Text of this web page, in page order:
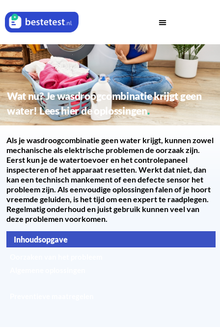
Wat nu? Je wasdroogcombinatie krijgt geen
water! Lees hier de oplossingen
Als je wasdroogcombinatie geen water krijgt, kunnen zowel
mechanische als elektrische problemen de oorzaak zijn.
Eerst kun je de watertoevoer en het controlepaneel
inspecteren of het apparaat resetten. Werkt dat niet, dan
kan een technisch mankement of een defecte sensor het
probleem zijn. Als eenvoudige oplossingen falen of je hoort
vreemde geluiden, is het tijd om een expert te raadplegen.
Regelmatig onderhoud en juist gebruik kunnen veel van
deze problemen voorkomen.
Inhoudsopgave